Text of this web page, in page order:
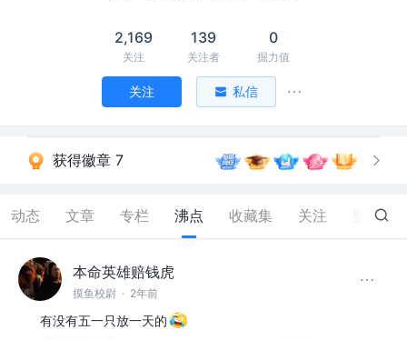
2,169
关注
139
关注者
0
掘力值
关注 私信
获得徽章 7
动态 文章 专栏 沸点 收藏集 关注 2.4K
本命英雄赔钱虎
摸鱼校尉 · 2年前
有没有五一只放一天的